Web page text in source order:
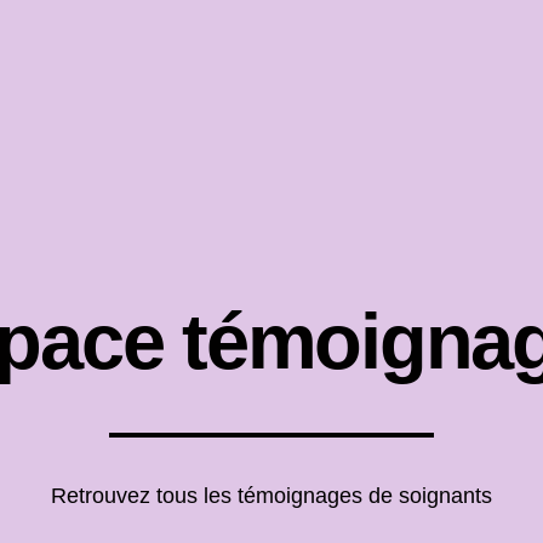
Retrouvez tous les témoignages de soignants